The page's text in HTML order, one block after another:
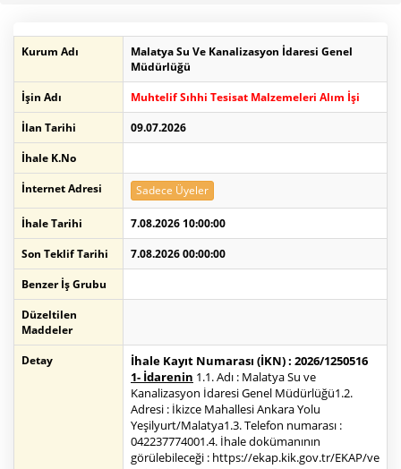
Kurum Adı
Malatya Su Ve Kanalizasyon İdaresi Genel
Müdürlüğü
İşin Adı
Muhtelif Sıhhi Tesisat Malzemeleri Alım İşi
İlan Tarihi
09.07.2026
İhale K.No
İnternet Adresi
Sadece Üyeler
İhale Tarihi
7.08.2026 10:00:00
Son Teklif Tarihi
7.08.2026 00:00:00
Benzer İş Grubu
Düzeltilen
Maddeler
Detay
İhale Kayıt Numarası (İKN) : 2026/1250516
1- İdarenin 1.1. Adı : Malatya Su ve
Kanalizasyon İdaresi Genel Müdürlüğü1.2.
Adresi : İkizce Mahallesi Ankara Yolu
Yeşilyurt/Malatya1.3. Telefon numarası :
042237774001.4. İhale dokümanının
görülebileceği : https://ekap.kik.gov.tr/EKAP/ve